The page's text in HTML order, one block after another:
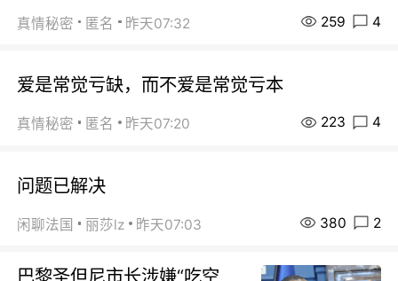
真情秘密 匿名 昨天07:32 259 4
爱是常觉亏缺，而不爱是常觉亏本
真情秘密 匿名 昨天07:20 223 4
问题已解决
闲聊法国 丽莎lz 昨天07:03 380 2
巴黎圣但尼市长涉嫌“吃空